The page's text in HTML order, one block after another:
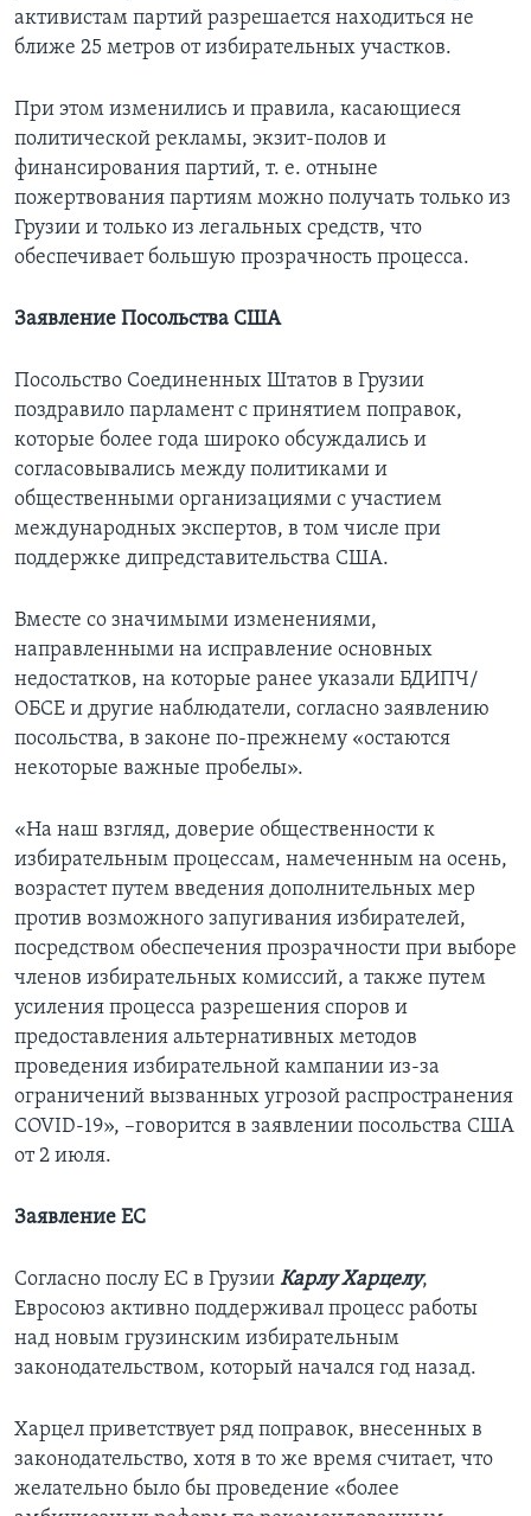
активистам партий разрешается находиться не
ближе 25 метров от избирательных участков.
При этом изменились и правила, касающиеся
политической рекламы, экзит-полов и
финансирования партий, т. е. отныне
пожертвования партиям можно получать только из
Грузии и только из легальных средств, что
обеспечивает большую прозрачность процесса.
Заявление Посольства США
Посольство Соединенных Штатов в Грузии
поздравило парламент с принятием поправок,
которые более года широко обсуждались и
согласовывались между политиками и
общественными организациями с участием
международных экспертов, в том числе при
поддержке дипредставительства США.
Вместе со значимыми изменениями,
направленными на исправление основных
недостатков, на которые ранее указали БДИПЧ/
ОБСЕ и другие наблюдатели, согласно заявлению
посольства, в законе по-прежнему «остаются
некоторые важные пробелы».
«На наш взгляд, доверие общественности к
избирательным процессам, намеченным на осень,
возрастет путем введения дополнительных мер
против возможного запугивания избирателей,
посредством обеспечения прозрачности при выборе
членов избирательных комиссий, а также путем
усиления процесса разрешения споров и
предоставления альтернативных методов
проведения избирательной кампании из-за
ограничений вызванных угрозой распространения
COVID-19», –говорится в заявлении посольства США
от 2 июля.
Заявление ЕС
Согласно послу ЕС в Грузии Карлу Харцелу,
Евросоюз активно поддерживал процесс работы
над новым грузинским избирательным
законодательством, который начался год назад.
Харцел приветствует ряд поправок, внесенных в
законодательство, хотя в то же время считает, что
желательно было бы проведение «более